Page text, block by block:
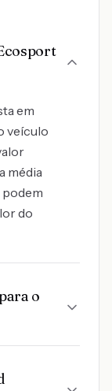
em
veículo
média
do
o